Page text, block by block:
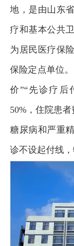
地，是由山东
疗和基本公共
为居民医疗保
保险定点单位
价”“先诊疗后
50%，住院患者
糖尿病和严重
诊不设起付线，